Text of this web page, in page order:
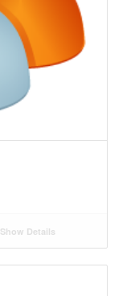
Show Details